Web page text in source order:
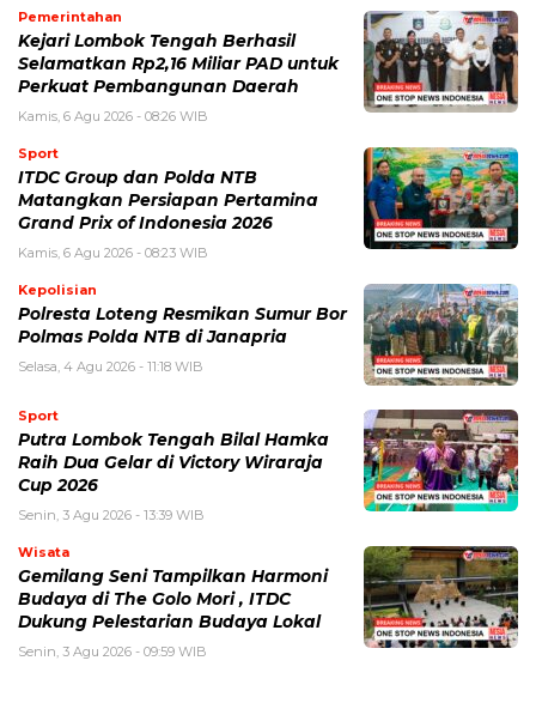
Pemerintahan
Kejari Lombok Tengah Berhasil
Selamatkan Rp2,16 Miliar PAD untuk
Perkuat Pembangunan Daerah
Kamis, 6 Agu 2026 - 08:26 WIB
Sport
ITDC Group dan Polda NTB
Matangkan Persiapan Pertamina
Grand Prix of Indonesia 2026
Kamis, 6 Agu 2026 - 08:23 WIB
Kepolisian
Polresta Loteng Resmikan Sumur Bor
Polmas Polda NTB di Janapria
Selasa, 4 Agu 2026 - 11:18 WIB
Sport
Putra Lombok Tengah Bilal Hamka
Raih Dua Gelar di Victory Wiraraja
Cup 2026
Senin, 3 Agu 2026 - 13:39 WIB
Wisata
Gemilang Seni Tampilkan Harmoni
Budaya di The Golo Mori , ITDC
Dukung Pelestarian Budaya Lokal
Senin, 3 Agu 2026 - 09:59 WIB